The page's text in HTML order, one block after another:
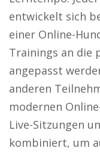
entwickelt sich
einer Online-
Trainings an die
angepasst
anderen
modernen
Live-Sitzungen
kombiniert, um